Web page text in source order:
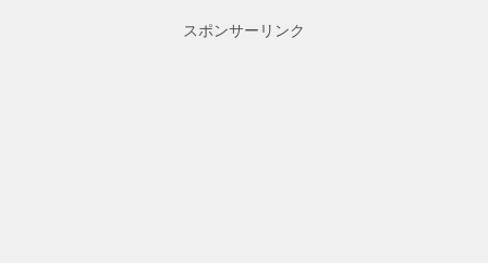
スポンサーリンク